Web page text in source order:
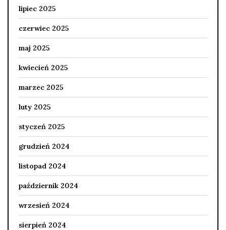
lipiec 2025
czerwiec 2025
maj 2025
kwiecień 2025
marzec 2025
luty 2025
styczeń 2025
grudzień 2024
listopad 2024
październik 2024
wrzesień 2024
sierpień 2024